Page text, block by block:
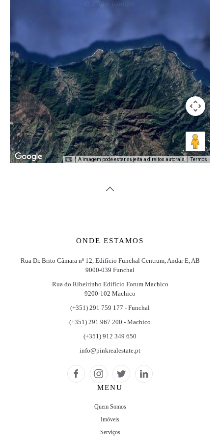
A imagem pode estar sujeita a direitos autorais Termos
ONDE ESTAMOS
Rua Dr. Brito Câmara nº 12, Edifício Funchal Centrum, Andar E, AB
9000-039 Funchal
Rua do Ribeirinho Edifício Forum Machico
9200-102 Machico
(+351) 291 759 177 - Funchal
(+351) 291 967 200 - Machico
(+351) 912 349 650
info@pinkrealestate.pt
MENU
Quem Somos
Imóveis
Serviços